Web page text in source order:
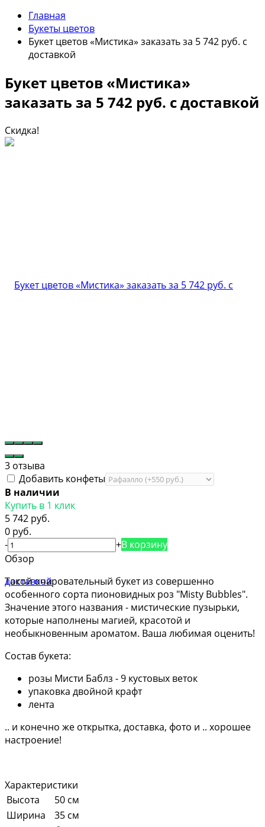
Главная
Букеты цветов
Букет цветов «Мистика» заказать за 5 742 руб. с
доставкой
Букет цветов «Мистика»
заказать за 5 742 руб. с доставкой
Скидка!
3 отзыва
Добавить конфеты
В наличии
Купить в 1 клик
5 742 руб.
0 руб.
-
+В корзину
Обзор
Такой очаровательный букет из совершенно
особенного сорта пионовидных роз "Misty Bubbles".
Значение этого названия - мистические пузырьки,
которые наполнены магией, красотой и
необыкновенным ароматом. Ваша любимая оценить!
Состав букета:
розы Мисти Баблз - 9 кустовых веток
упаковка двойной крафт
лента
.. и конечно же открытка, доставка, фото и .. хорошее
настроение!
Характеристики
Высота
50 см
Ширина
35 см